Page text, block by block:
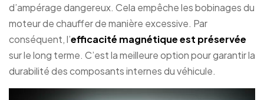
d’ampérage dangereux. Cela empêche les bobinages du
moteur de chauffer de manière excessive. Par
conséquent, l’efficacité magnétique est préservée
sur le long terme. C’est la meilleure option pour garantir la
durabilité des composants internes du véhicule.